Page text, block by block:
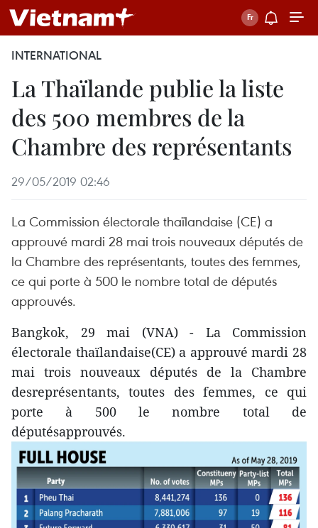
INTERNATIONAL
La Thaïlande publie la liste
des 500 membres de la
Chambre des représentants
29/05/2019 02:46
La Commission électorale thaïlandaise (CE) a
approuvé mardi 28 mai trois nouveaux députés de
la Chambre des représentants, toutes des femmes,
ce qui porte à 500 le nombre total de députés
approuvés.
Bangkok, 29 mai (VNA) - La Commission
électorale thaïlandaise(CE) a approuvé mardi 28
mai trois nouveaux députés de la Chambre
desreprésentants, toutes des femmes, ce qui
porte à 500 le nombre total de
députésapprouvés.